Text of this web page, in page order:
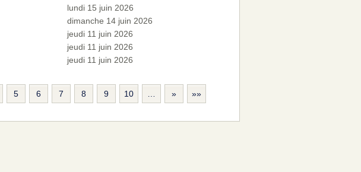
lundi 15 juin 2026
dimanche 14 juin 2026
jeudi 11 juin 2026
jeudi 11 juin 2026
jeudi 11 juin 2026
5 6 7 8 9 10 » »»